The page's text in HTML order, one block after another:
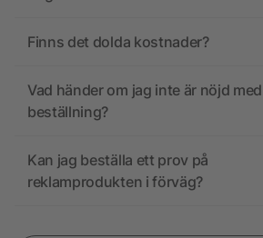
Finns det dolda kostnader?
Vad händer om jag inte är nöjd
beställning?
Kan jag beställa ett prov på
reklamprodukten i förväg?